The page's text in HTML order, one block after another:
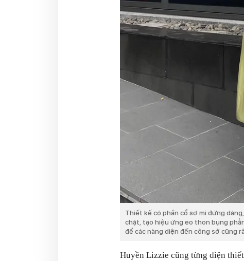
Thiết kế có phần cổ sơ mi đứng
chặt, tạo hiệu ứng eo thon bụng
để các nàng diện đến công sở cũng
Huyền Lizzie cũng từng diện